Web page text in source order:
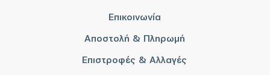
Επικοινωνία
Αποστολή & Πληρωμή
Επιστροφές & Αλλαγές